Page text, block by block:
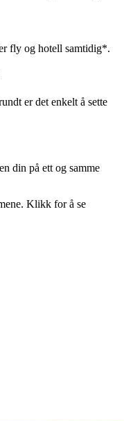
fly og hotell samtidig*.
er det enkelt å sette
din på ett og samme
Klikk for å se